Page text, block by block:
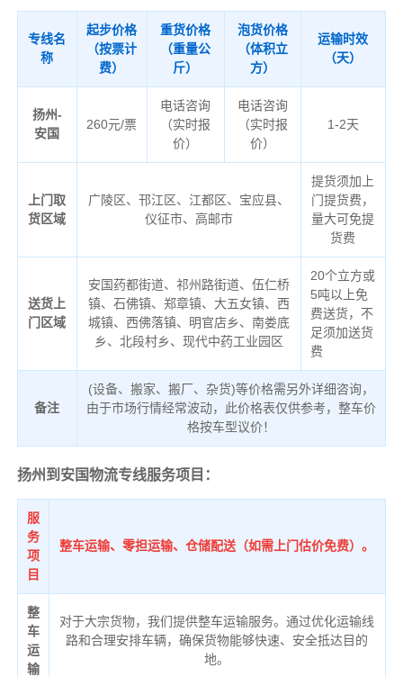
专线名
称
起步价格
（按票计
费）
重货价格
（重量公
斤）
泡货价格
（体积立
方）
运输时效
（天）
扬州-
安国
260元/票
电话咨询
（实时报
价）
电话咨询
（实时报
价）
1-2天
上门取
货区域
广陵区、邗江区、江都区、宝应县、
仪征市、高邮市
提货须加上
门提货费，
量大可免提
货费
送货上
门区域
安国药都街道、祁州路街道、伍仁桥
镇、石佛镇、郑章镇、大五女镇、西
城镇、西佛落镇、明官店乡、南娄底
乡、北段村乡、现代中药工业园区
20个立方或
5吨以上免
费送货，不
足须加送货
费
备注
(设备、搬家、搬厂、杂货)等价格需另外详细咨询，
由于市场行情经常波动，此价格表仅供参考，整车价
格按车型议价！
扬州到安国物流专线服务项目：
服
务
项
目
整车运输、零担运输、仓储配送（如需上门估价免费）。
整
车
运
输
对于大宗货物，我们提供整车运输服务。通过优化运输线
路和合理安排车辆，确保货物能够快速、安全抵达目的
地。